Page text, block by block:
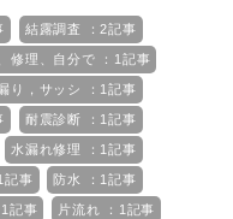
結露調査 ：2記事
修理、自分で ：1記事
り，サッシ ：1記事
耐震診断 ：1記事
水漏れ修理 ：1記事
記事 防水 ：1記事
記事 片流れ ：1記事